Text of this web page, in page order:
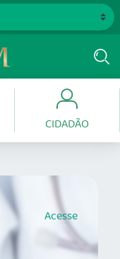
CIDADÃO
Acesse